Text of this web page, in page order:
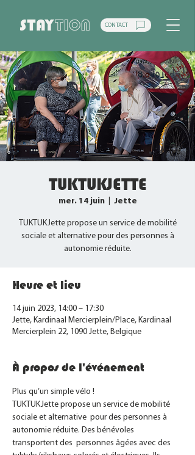
CONTACT
TUKTUKJETTE
mer. 14 juin
  |
Jette
TUKTUKJette propose un service de mobilité
sociale et alternative pour des personnes à
autonomie réduite.
Heure et lieu
14 juin 2023, 14:00 – 17:30
Jette, Kardinaal Mercierplein/Place, Kardinaal
Mercierplein 22, 1090 Jette, Belgique
À propos de l'événement
Plus qu’un simple vélo !
TUKTUKJette propose un service de mobilité
sociale et alternative  pour des personnes à
autonomie réduite. Des bénévoles
transportent des  personnes âgées avec des